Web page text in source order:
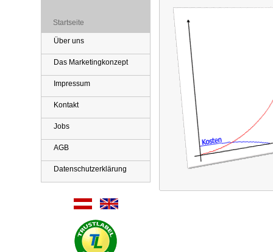
Startseite
Über uns
Das Marketingkonzept
Impressum
Kontakt
Jobs
AGB
Datenschutzerklärung